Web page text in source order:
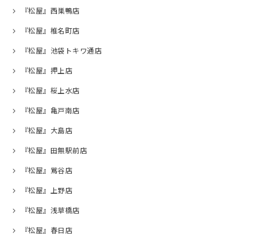
『松屋』西巣鴨店
『松屋』椎名町店
『松屋』池袋トキワ通店
『松屋』押上店
『松屋』桜上水店
『松屋』亀戸南店
『松屋』大島店
『松屋』田無駅前店
『松屋』鴬谷店
『松屋』上野店
『松屋』浅草橋店
『松屋』春日店